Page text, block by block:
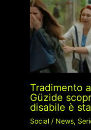
Tradimento
Güzide
disabile è
Social/ News,